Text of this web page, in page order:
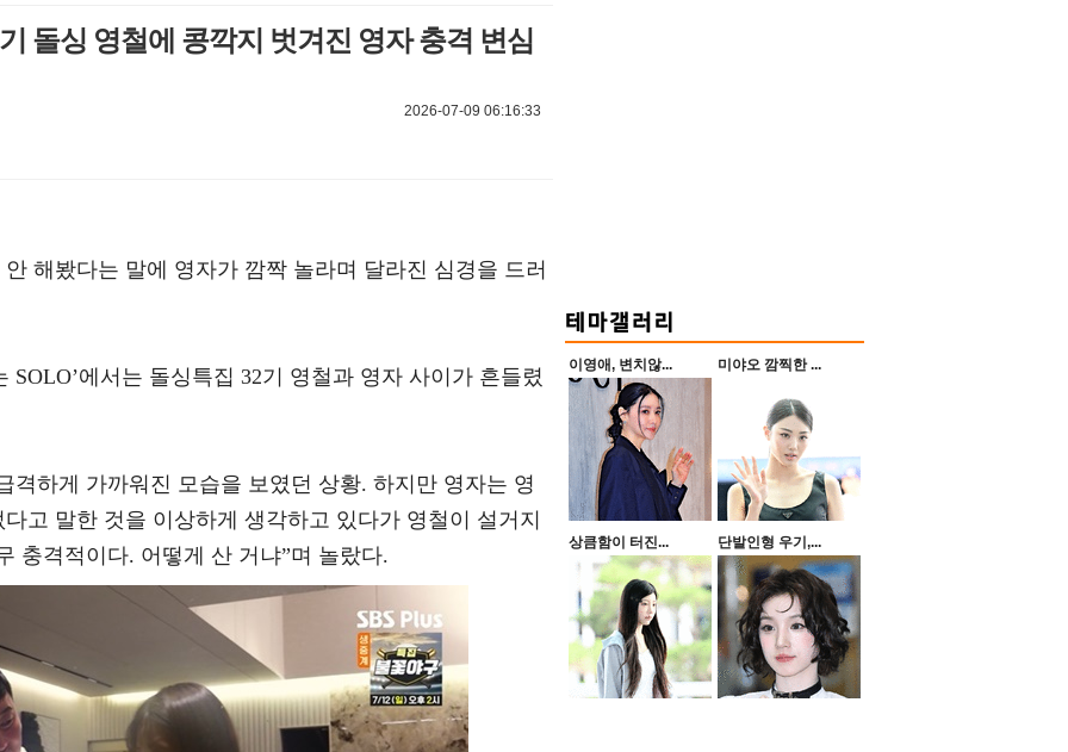
돌싱 영철에 콩깍지 벗겨진 영자 충격 변심
2026-07-09 06:16:33
해봤다는 말에 영자가 깜짝 놀라며 달라진 심경을 드러
SOLO’에서는 돌싱특집 32기 영철과 영자 사이가 흔들렸
격하게 가까워진 모습을 보였던 상황. 하지만 영자는 영
고 말한 것을 이상하게 생각하고 있다가 영철이 설거지
충격적이다. 어떻게 산 거냐”며 놀랐다.
이영애, 변치않... 미야오 깜찍한 ...
상큼함이 터진... 단발인형 우기,...